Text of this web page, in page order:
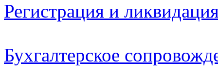
Регистрация и
Бухгалтерское